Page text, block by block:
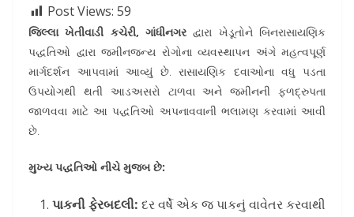
Post Views: 59
જિલ્લા ખેતીવાડી કચેરી, ગાંધીનગરદ્વારા ખેડૂતોને બિનરાસાયણિક
પદ્ધતિઓ દ્વારા જમીનજન્ય રોગોના વ્યવસ્થાપન અંગે મહત્વપૂર્ણ
માર્ગદર્શન આપવામાં આવ્યું છે. રાસાયણિક દવાઓના વધુ પડતા
ઉપયોગથી થતી આડઅસરો ટાળવા અને જમીનની ફળદ્રુપતા
જાળવવા માટે આ પદ્ધતિઓ અપનાવવાની ભલામણ કરવામાં આવી
છે.
મુખ્ય પદ્ધતિઓ નીચે મુજબ છે:
પાકની ફેરબદલી: દર વર્ષે એક જ પાકનું વાવેતર કરવાથી